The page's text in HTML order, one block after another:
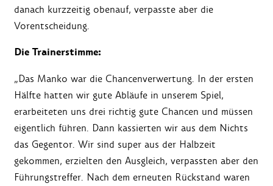
danach kurzzeitig obenauf, verpasste aber die
Vorentscheidung.
Die Trainerstimme:
„Das Manko war die Chancenverwertung. In der ersten
Hälfte hatten wir gute Abläufe in unserem Spiel,
erarbeiteten uns drei richtig gute Chancen und müssen
eigentlich führen. Dann kassierten wir aus dem Nichts
das Gegentor. Wir sind super aus der Halbzeit
gekommen, erzielten den Ausgleich, verpassten aber den
Führungstreffer. Nach dem erneuten Rückstand waren